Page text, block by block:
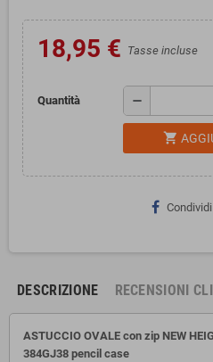
18,95 € Tasse incluse
Quantità remove
shopping_cart
Condividi
DESCRIZIONE RECENSIONI
ASTUCCIO OVALE con zip NEW
384GJ38 pencil case